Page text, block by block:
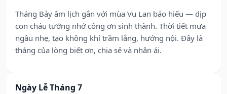
Tháng Bảy âm lịch gắn với mùa Vu Lan báo hiếu — dịp
con cháu tưởng nhớ công ơn sinh thành. Thời tiết mưa
ngâu nhẹ, tạo không khí trầm lắng, hướng nội. Đây là
tháng của lòng biết ơn, chia sẻ và nhân ái.
Ngày Lễ Tháng 7